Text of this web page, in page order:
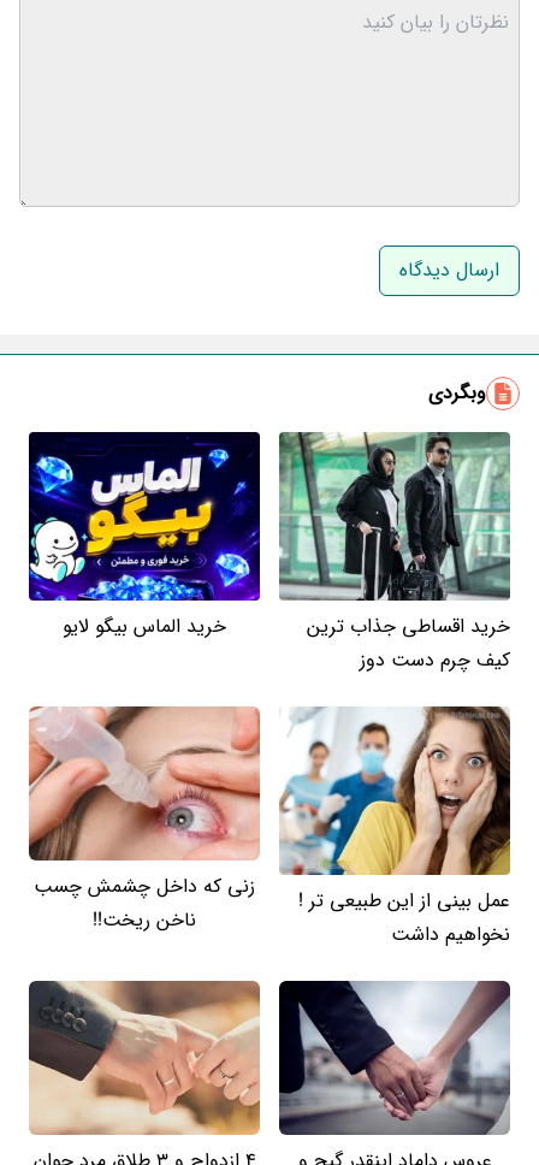
نام و نام خانوادگی
وبگردی
خرید اقساطی جذاب ترین
کیف چرم دست دوز
خرید الماس بیگو لایو
عمل بینی از این طبیعی تر !
نخواهیم داشت
زنی که داخل چشمش چسب
ناخن ریخت!!